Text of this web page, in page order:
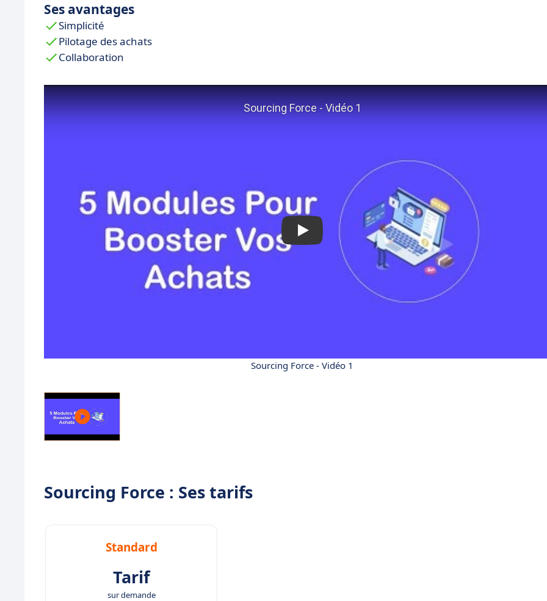
Ses avantages
Simplicité
Pilotage des achats
Collaboration
Sourcing Force - Vidéo 1
Sourcing Force : Ses tarifs
Standard
Tarif
sur demande